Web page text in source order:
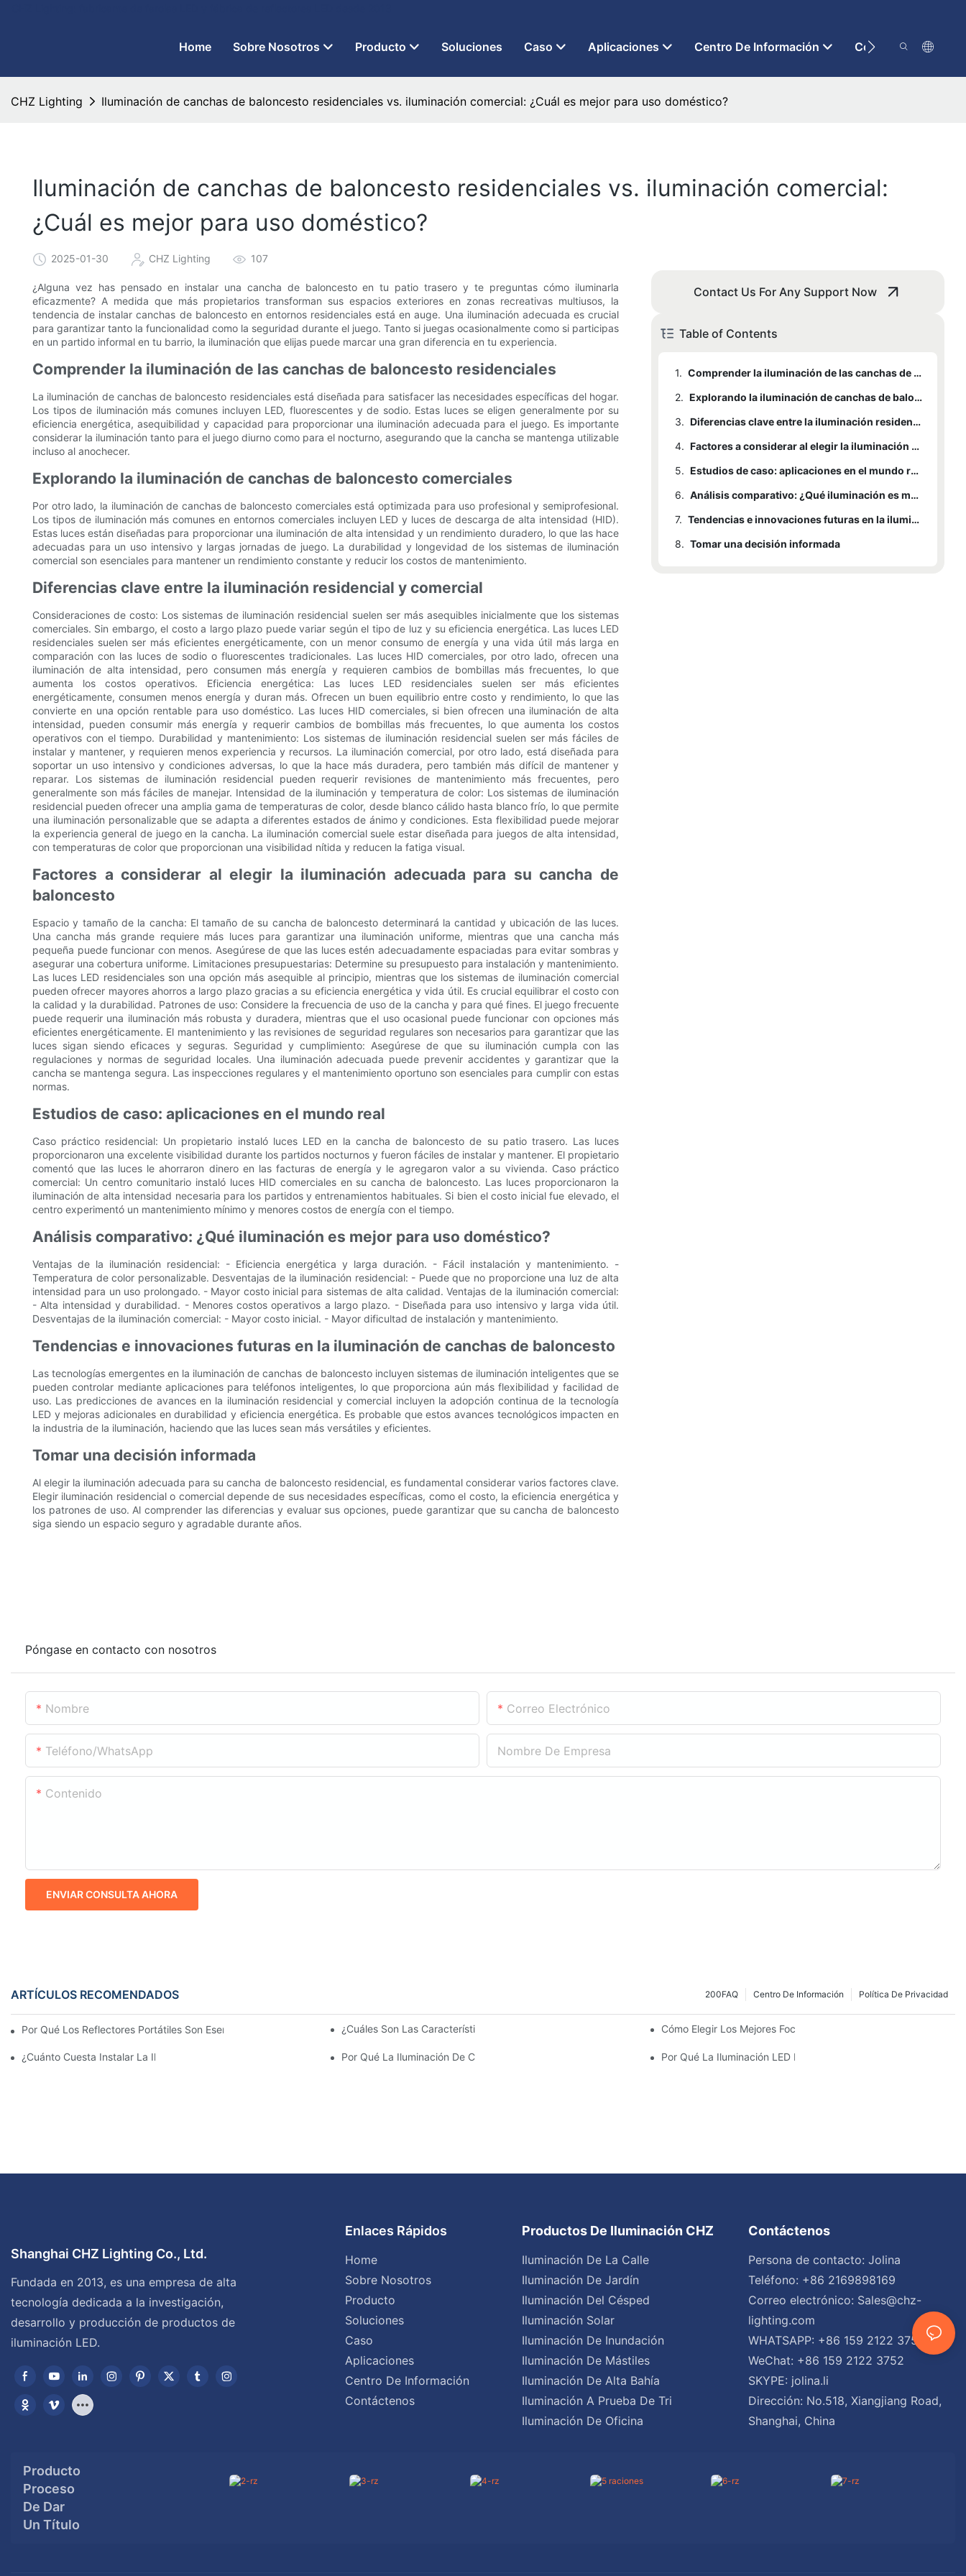
Home Sobre Nosotros Producto Soluciones Caso Aplicaciones Centro De Información Contáctenos
CHZ Lighting Iluminación de canchas de baloncesto residenciales vs. iluminación comercial: ¿Cuál es mejor para uso doméstico?
Iluminación de canchas de baloncesto residenciales vs. iluminación comercial:
¿Cuál es mejor para uso doméstico?
2025-01-30 CHZ Lighting 107
¿Alguna vez has pensado en instalar una cancha de baloncesto en tu patio trasero y te preguntas cómo iluminarla
eficazmente? A medida que más propietarios transforman sus espacios exteriores en zonas recreativas multiusos, la
tendencia de instalar canchas de baloncesto en entornos residenciales está en auge. Una iluminación adecuada es crucial
para garantizar tanto la funcionalidad como la seguridad durante el juego. Tanto si juegas ocasionalmente como si participas
en un partido informal en tu barrio, la iluminación que elijas puede marcar una gran diferencia en tu experiencia.
Comprender la iluminación de las canchas de baloncesto residenciales
La iluminación de canchas de baloncesto residenciales está diseñada para satisfacer las necesidades específicas del hogar.
Los tipos de iluminación más comunes incluyen LED, fluorescentes y de sodio. Estas luces se eligen generalmente por su
eficiencia energética, asequibilidad y capacidad para proporcionar una iluminación adecuada para el juego. Es importante
considerar la iluminación tanto para el juego diurno como para el nocturno, asegurando que la cancha se mantenga utilizable
incluso al anochecer.
Explorando la iluminación de canchas de baloncesto comerciales
Por otro lado, la iluminación de canchas de baloncesto comerciales está optimizada para uso profesional y semiprofesional.
Los tipos de iluminación más comunes en entornos comerciales incluyen LED y luces de descarga de alta intensidad (HID).
Estas luces están diseñadas para proporcionar una iluminación de alta intensidad y un rendimiento duradero, lo que las hace
adecuadas para un uso intensivo y largas jornadas de juego. La durabilidad y longevidad de los sistemas de iluminación
comercial son esenciales para mantener un rendimiento constante y reducir los costos de mantenimiento.
Diferencias clave entre la iluminación residencial y comercial
Consideraciones de costo: Los sistemas de iluminación residencial suelen ser más asequibles inicialmente que los sistemas
comerciales. Sin embargo, el costo a largo plazo puede variar según el tipo de luz y su eficiencia energética. Las luces LED
residenciales suelen ser más eficientes energéticamente, con un menor consumo de energía y una vida útil más larga en
comparación con las luces de sodio o fluorescentes tradicionales. Las luces HID comerciales, por otro lado, ofrecen una
iluminación de alta intensidad, pero consumen más energía y requieren cambios de bombillas más frecuentes, lo que
aumenta los costos operativos. Eficiencia energética: Las luces LED residenciales suelen ser más eficientes
energéticamente, consumen menos energía y duran más. Ofrecen un buen equilibrio entre costo y rendimiento, lo que las
convierte en una opción rentable para uso doméstico. Las luces HID comerciales, si bien ofrecen una iluminación de alta
intensidad, pueden consumir más energía y requerir cambios de bombillas más frecuentes, lo que aumenta los costos
operativos con el tiempo. Durabilidad y mantenimiento: Los sistemas de iluminación residencial suelen ser más fáciles de
instalar y mantener, y requieren menos experiencia y recursos. La iluminación comercial, por otro lado, está diseñada para
soportar un uso intensivo y condiciones adversas, lo que la hace más duradera, pero también más difícil de mantener y
reparar. Los sistemas de iluminación residencial pueden requerir revisiones de mantenimiento más frecuentes, pero
generalmente son más fáciles de manejar. Intensidad de la iluminación y temperatura de color: Los sistemas de iluminación
residencial pueden ofrecer una amplia gama de temperaturas de color, desde blanco cálido hasta blanco frío, lo que permite
una iluminación personalizable que se adapta a diferentes estados de ánimo y condiciones. Esta flexibilidad puede mejorar
la experiencia general de juego en la cancha. La iluminación comercial suele estar diseñada para juegos de alta intensidad,
con temperaturas de color que proporcionan una visibilidad nítida y reducen la fatiga visual.
Factores a considerar al elegir la iluminación adecuada para su cancha de
baloncesto
Espacio y tamaño de la cancha: El tamaño de su cancha de baloncesto determinará la cantidad y ubicación de las luces.
Una cancha más grande requiere más luces para garantizar una iluminación uniforme, mientras que una cancha más
pequeña puede funcionar con menos. Asegúrese de que las luces estén adecuadamente espaciadas para evitar sombras y
asegurar una cobertura uniforme. Limitaciones presupuestarias: Determine su presupuesto para instalación y mantenimiento.
Las luces LED residenciales son una opción más asequible al principio, mientras que los sistemas de iluminación comercial
pueden ofrecer mayores ahorros a largo plazo gracias a su eficiencia energética y vida útil. Es crucial equilibrar el costo con
la calidad y la durabilidad. Patrones de uso: Considere la frecuencia de uso de la cancha y para qué fines. El juego frecuente
puede requerir una iluminación más robusta y duradera, mientras que el uso ocasional puede funcionar con opciones más
eficientes energéticamente. El mantenimiento y las revisiones de seguridad regulares son necesarios para garantizar que las
luces sigan siendo eficaces y seguras. Seguridad y cumplimiento: Asegúrese de que su iluminación cumpla con las
regulaciones y normas de seguridad locales. Una iluminación adecuada puede prevenir accidentes y garantizar que la
cancha se mantenga segura. Las inspecciones regulares y el mantenimiento oportuno son esenciales para cumplir con estas
normas.
Estudios de caso: aplicaciones en el mundo real
Caso práctico residencial: Un propietario instaló luces LED en la cancha de baloncesto de su patio trasero. Las luces
proporcionaron una excelente visibilidad durante los partidos nocturnos y fueron fáciles de instalar y mantener. El propietario
comentó que las luces le ahorraron dinero en las facturas de energía y le agregaron valor a su vivienda. Caso práctico
comercial: Un centro comunitario instaló luces HID comerciales en su cancha de baloncesto. Las luces proporcionaron la
iluminación de alta intensidad necesaria para los partidos y entrenamientos habituales. Si bien el costo inicial fue elevado, el
centro experimentó un mantenimiento mínimo y menores costos de energía con el tiempo.
Análisis comparativo: ¿Qué iluminación es mejor para uso doméstico?
Ventajas de la iluminación residencial: - Eficiencia energética y larga duración. - Fácil instalación y mantenimiento. -
Temperatura de color personalizable. Desventajas de la iluminación residencial: - Puede que no proporcione una luz de alta
intensidad para un uso prolongado. - Mayor costo inicial para sistemas de alta calidad. Ventajas de la iluminación comercial:
- Alta intensidad y durabilidad. - Menores costos operativos a largo plazo. - Diseñada para uso intensivo y larga vida útil.
Desventajas de la iluminación comercial: - Mayor costo inicial. - Mayor dificultad de instalación y mantenimiento.
Tendencias e innovaciones futuras en la iluminación de canchas de baloncesto
Las tecnologías emergentes en la iluminación de canchas de baloncesto incluyen sistemas de iluminación inteligentes que se
pueden controlar mediante aplicaciones para teléfonos inteligentes, lo que proporciona aún más flexibilidad y facilidad de
uso. Las predicciones de avances en la iluminación residencial y comercial incluyen la adopción continua de la tecnología
LED y mejoras adicionales en durabilidad y eficiencia energética. Es probable que estos avances tecnológicos impacten en
la industria de la iluminación, haciendo que las luces sean más versátiles y eficientes.
Tomar una decisión informada
Al elegir la iluminación adecuada para su cancha de baloncesto residencial, es fundamental considerar varios factores clave.
Elegir iluminación residencial o comercial depende de sus necesidades específicas, como el costo, la eficiencia energética y
los patrones de uso. Al comprender las diferencias y evaluar sus opciones, puede garantizar que su cancha de baloncesto
siga siendo un espacio seguro y agradable durante años.
Contact Us For Any Support Now
Table of Contents
1.
Comprender la iluminación de las canchas de baloncesto residenciales
2.
Explorando la iluminación de canchas de baloncesto comerciales
3.
Diferencias clave entre la iluminación residencial y comercial
4.
Factores a considerar al elegir la iluminación adecuada para su cancha de baloncesto
5.
Estudios de caso: aplicaciones en el mundo real
6.
Análisis comparativo: ¿Qué iluminación es mejor para uso doméstico?
7.
Tendencias e innovaciones futuras en la iluminación de canchas de baloncesto
8. Tomar una decisión informada
Póngase en contacto con nosotros
Nombre Correo Electrónico
Teléfono/WhatsApp Nombre De Empresa
Contenido
ENVIAR CONSULTA AHORA
ARTÍCULOS RECOMENDADOS Política De Privacidad
Centro De Información
200FAQ
Por Qué Los Reflectores Portátiles Son Esenciales Para Los Equipos Y Eventos De Fútbol¿Cuáles Son Las Características Clave Que Se Deben Buscar En Los Reflectores Portátiles Para Fútbol?
Cómo Elegir Los Mejores Focos Portátiles Para Partidos De
¿Cuánto Cuesta Instalar La Iluminación De Una Cancha De Baloncesto Residencial?Por Qué La Iluminación De Campos Exteriores Es Esencial Para Deportes Y Eventos NocturnosPor Qué La Iluminación LED Es El Futuro De La Iluminación De
Shanghai CHZ Lighting Co., Ltd.
Fundada en 2013, es una empresa de alta
tecnología dedicada a la investigación,
desarrollo y producción de productos de
iluminación LED.
Enlaces Rápidos
Home
Sobre Nosotros
Producto
Soluciones
Caso
Aplicaciones
Centro De Información
Contáctenos
Productos De Iluminación CHZ
Iluminación De La Calle
Iluminación De Jardín
Iluminación Del Césped
Iluminación Solar
Iluminación De Inundación
Iluminación De Mástiles
Iluminación De Alta Bahía
Iluminación A Prueba De Tri
Iluminación De Oficina
Contáctenos
Persona de contacto: Jolina
Teléfono: +86 2169898169
Correo electrónico: Sales@chz-
lighting.com
WHATSAPP: +86 159 2122 3752
WeChat: +86 159 2122 3752
SKYPE: jolina.li
Dirección: No.518, Xiangjiang Road,
Shanghai, China
Producto
Proceso
De Dar
Un Título